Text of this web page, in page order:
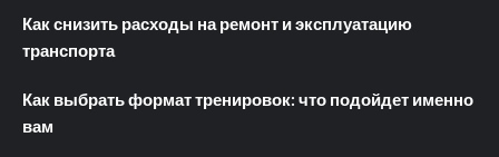
Как снизить расходы на ремонт и эксплуатацию
транспорта
Как выбрать формат тренировок: что подойдет именно
вам